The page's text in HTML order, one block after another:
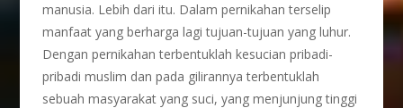
manusia. Lebih dari itu. Dalam pernikahan terselip
manfaat yang berharga lagi tujuan-tujuan yang luhur.
Dengan pernikahan terbentuklah kesucian pribadi-
pribadi muslim dan pada gilirannya terbentuklah
sebuah masyarakat yang suci, yang menjunjung tinggi